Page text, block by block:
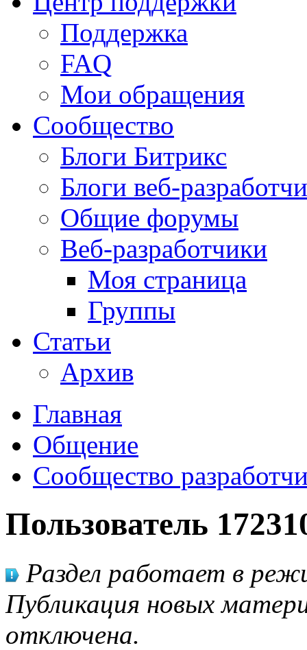
Поддержка
FAQ
Мои обращения
Сообщество
Блоги Битрикс
Блоги веб-
Общие форумы
Веб-разработчики
Моя страница
Группы
Статьи
Архив
Главная
Общение
Сообщество
Пользователь
Раздел работает в
Публикация новых
отключена.